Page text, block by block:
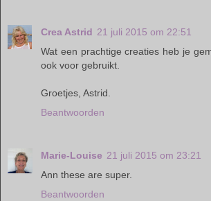
Crea Astrid 21 juli 2015 om 22:51
Wat een prachtige creaties heb je
ook voor gebruikt.
Groetjes, Astrid.
Beantwoorden
Marie-Louise 21 juli 2015 om 23:21
Ann these are super.
Beantwoorden